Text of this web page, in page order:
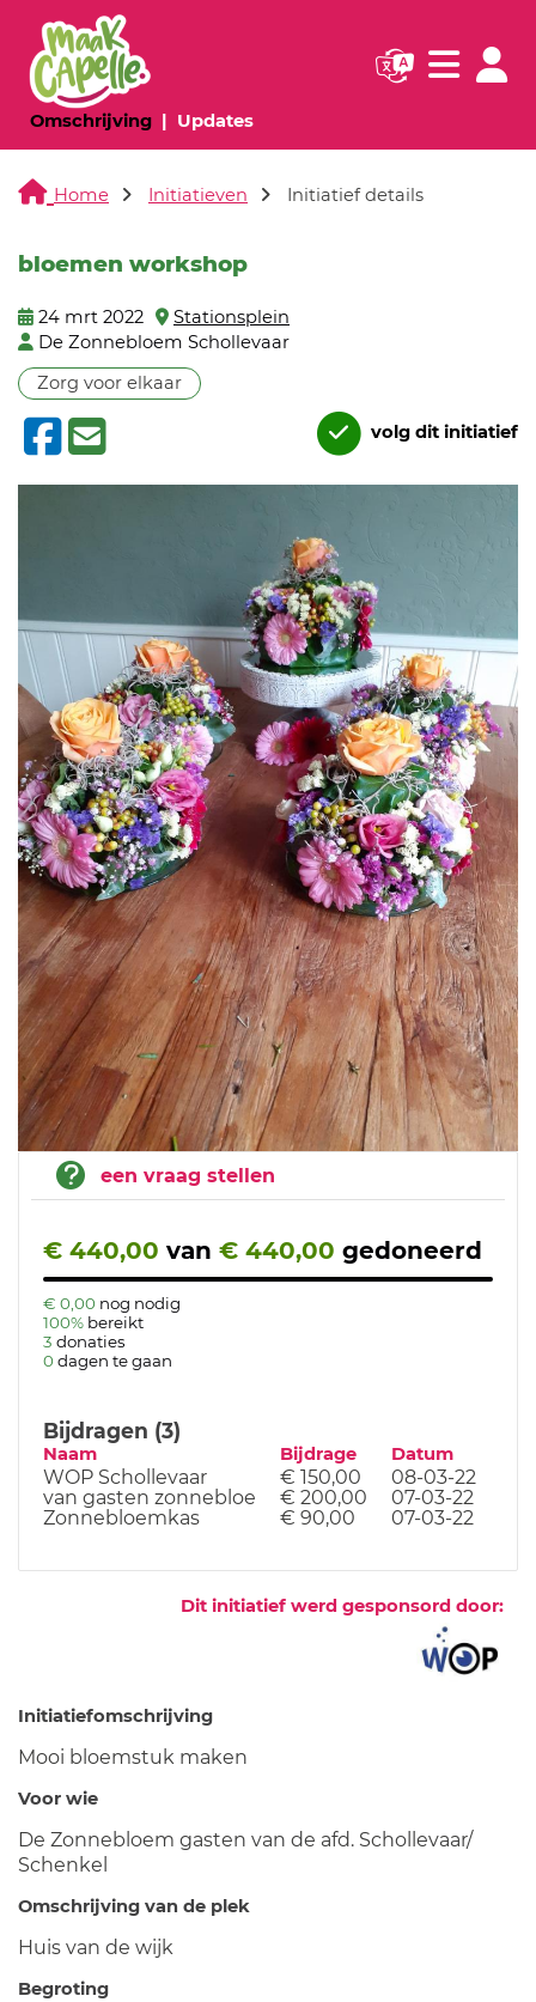
Omschrijving(huidige pagina)
Updates(huidige pagina)
Navigatie
Home Initiatieven Initiatief details
bloemen workshop
24 mrt 2022
Stationsplein
De Zonnebloem Schollevaar
Zorg voor elkaar
volg dit initiatief
een vraag stellen
€ 440,00 van € 440,00 gedoneerd
€ 0,00 nog nodig
100% bereikt
3 donaties
0 dagen te gaan
Bijdragen (3)
Naam Bijdrage Datum
WOP Schollevaar € 150,00
08-03-22
van gasten zonnebloe
€ 200,00
07-03-22
Zonnebloemkas
€ 90,00 07-03-22
Dit initiatief werd gesponsord door:
Initiatiefomschrijving
Mooi bloemstuk maken
Voor wie
De Zonnebloem gasten van de afd. Schollevaar/
Schenkel
Omschrijving van de plek
Huis van de wijk
Begroting